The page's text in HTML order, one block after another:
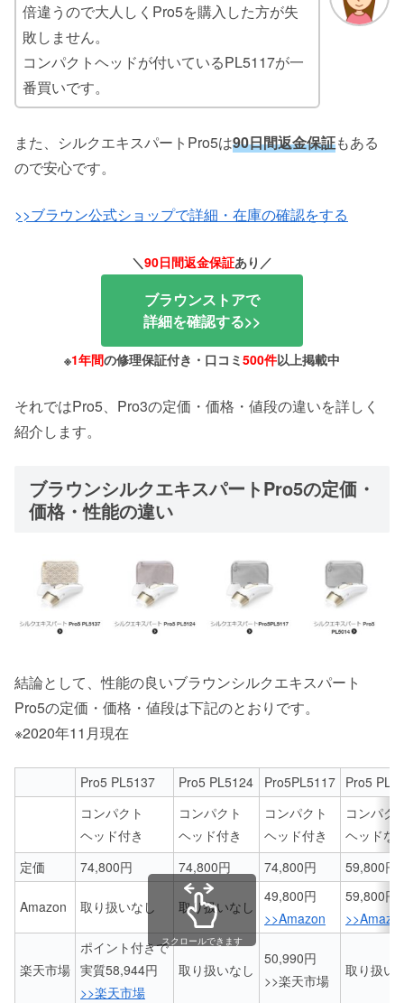
倍違うので大人しくPro5を購入した方が失
敗しません。
コンパクトヘッドが付いているPL5117が一
番買いです。
また、シルクエキスパートPro5は90日間返金保証もある
ので安心です。
>>ブラウン公式ショップで詳細・在庫の確認をする
＼90日間返金保証あり ／
ブラウンストアで
詳細を確認する>>
※1年間の修理保証付き・口コミ500件以上掲載中
それではPro5、Pro3の定価・価格・値段の違いを詳しく
紹介します。
ブラウンシルクエキスパートPro5の定価・
価格・性能の違い
結論として、性能の良いブラウンシルクエキスパート
Pro5の定価・価格・値段は下記のとおりです。
※2020年11月現在
Pro5 PL5137 Pro5 PL5124 Pro5PL5117 Pro5
コンパクト
ヘッド付き
コンパクト
ヘッド付き
コンパクト
ヘッド付き
コンパク
ヘッドな
定価
74,800円 74,800円 74,800円 59,800円
Amazon 取り扱いなし 取り扱いなし
49,800円
>>Amazon
59,800円
楽天市場
ポイント付きで
実質58,944円
>>楽天市場
取り扱いなし
50,990円
>>楽天市場
取り扱い
スクロールできます